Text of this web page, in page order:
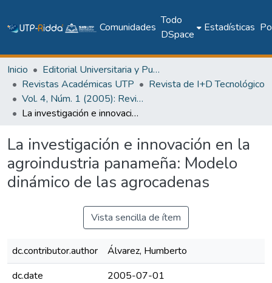
Comunidades
Todo
DSpace
Estadísticas
Inicio
Editorial Universitaria y Publicaciones Seriadas
Revistas Académicas UTP
Revista de I+D Tecnológico
Vol. 4, Núm. 1 (2005): Revista I+D Tecnológico
La investigación e innovación en la agroindustria panameña: Modelo dinámico de las agrocadenas
La investigación e innovación en la
agroindustria panameña: Modelo
dinámico de las agrocadenas
Vista sencilla de ítem
dc.contributor.author
Álvarez, Humberto
dc.date
2005-07-01